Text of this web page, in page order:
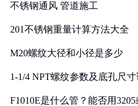
不锈钢通风 管道施工
201不锈钢重量计算方法大全
M20螺纹大径和小径是多少
1-1/4 NPT螺纹参数及底孔尺
F1010E是什么管？能否用3205